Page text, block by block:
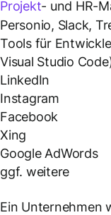
Projekt- und HR-
Personio, Slack,
Tools für
Visual Studio
LinkedIn
Instagram
Facebook
Xing
Google AdWords
ggf. weitere
Ein Unternehmen